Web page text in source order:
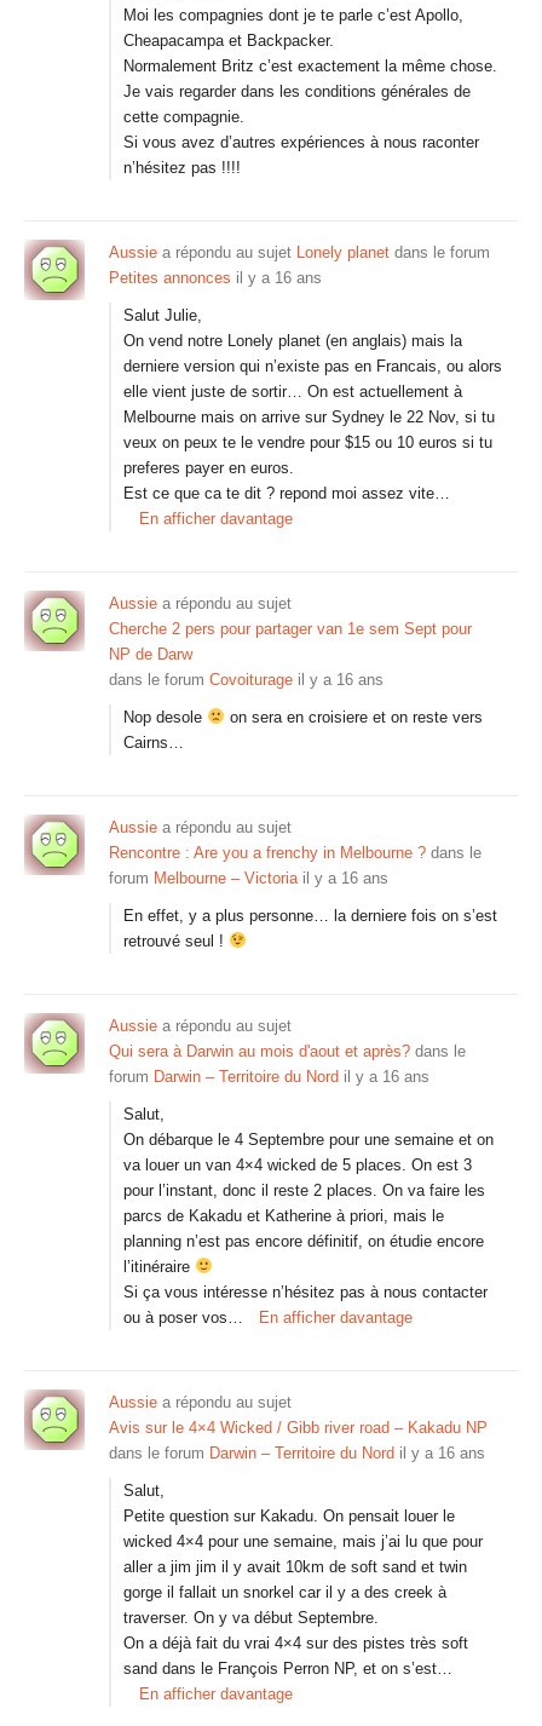
Moi les compagnies dont je te parle c’est Apollo,
Cheapacampa et Backpacker.
Normalement Britz c’est exactement la même chose.
Je vais regarder dans les conditions générales de
cette compagnie.
Si vous avez d’autres expériences à nous raconter
n’hésitez pas !!!!
Aussie a répondu au sujet Lonely planet dans le forum
Petites annonces il y a 16 ans
Salut Julie,
On vend notre Lonely planet (en anglais) mais la
derniere version qui n’existe pas en Francais, ou alors
elle vient juste de sortir… On est actuellement à
Melbourne mais on arrive sur Sydney le 22 Nov, si tu
veux on peux te le vendre pour $15 ou 10 euros si tu
preferes payer en euros.
Est ce que ca te dit ? repond moi assez vite…
En afficher davantage
Aussie a répondu au sujet
Cherche 2 pers pour partager van 1e sem Sept pour
NP de Darw
dans le forum Covoiturage il y a 16 ans
Nop desole
on sera en croisiere et on reste vers
Cairns…
Aussie a répondu au sujet
Rencontre : Are you a frenchy in Melbourne ? dans le
forum Melbourne – Victoria il y a 16 ans
En effet, y a plus personne… la derniere fois on s’est
retrouvé seul !
Aussie a répondu au sujet
Qui sera à Darwin au mois d'aout et après? dans le
forum Darwin – Territoire du Nord il y a 16 ans
Salut,
On débarque le 4 Septembre pour une semaine et on
va louer un van 4×4 wicked de 5 places. On est 3
pour l’instant, donc il reste 2 places. On va faire les
parcs de Kakadu et Katherine à priori, mais le
planning n’est pas encore définitif, on étudie encore
l’itinéraire
Si ça vous intéresse n’hésitez pas à nous contacter
ou à poser vos…
En afficher davantage
Aussie a répondu au sujet
Avis sur le 4×4 Wicked / Gibb river road – Kakadu NP
dans le forum Darwin – Territoire du Nord il y a 16 ans
Salut,
Petite question sur Kakadu. On pensait louer le
wicked 4×4 pour une semaine, mais j’ai lu que pour
aller a jim jim il y avait 10km de soft sand et twin
gorge il fallait un snorkel car il y a des creek à
traverser. On y va début Septembre.
On a déjà fait du vrai 4×4 sur des pistes très soft
sand dans le François Perron NP, et on s’est…
En afficher davantage